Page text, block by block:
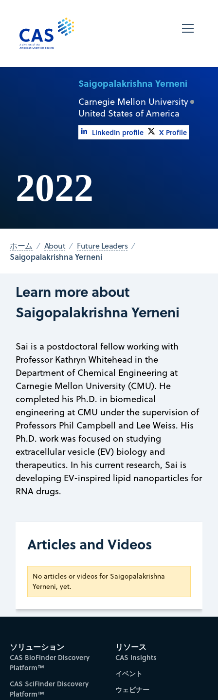
Saigopalakrishna Yerneni
Carnegie Mellon University
United States of America
LinkedIn profile X Profile
2022
ホーム About Future Leaders
Saigopalakrishna Yerneni
Learn more about
Saigopalakrishna Yerneni
Sai is a postdoctoral fellow working with
Professor Kathryn Whitehead in the
Department of Chemical Engineering at
Carnegie Mellon University (CMU). He
completed his Ph.D. in biomedical
engineering at CMU under the supervision of
Professors Phil Campbell and Lee Weiss. His
Ph.D. work was focused on studying
extracellular vesicle (EV) biology and
therapeutics. In his current research, Sai is
developing EV-inspired lipid nanoparticles for
RNA drugs.
Articles and Videos
No articles or videos for Saigopalakrishna
Yerneni, yet.
ソリューション
CAS BioFinder Discovery
Platform™
CAS SciFinder Discovery
Platform™
リソース
CAS Insights
イベント
ウェビナー